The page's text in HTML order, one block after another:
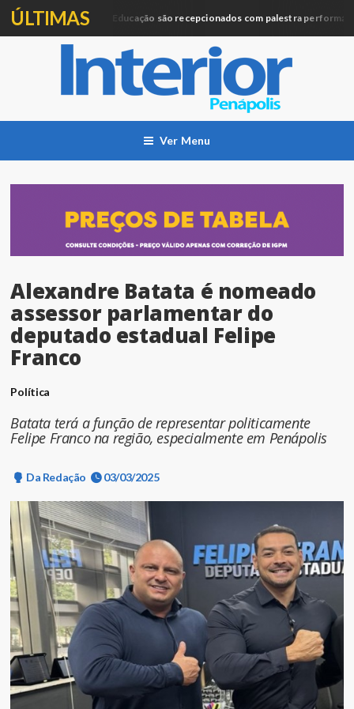
ÚLTIMAS
Profissionais da Educação são recepcionados com palestra performática
Ver Menu
Alexandre Batata é nomeado
assessor parlamentar do
deputado estadual Felipe
Franco
Política
Batata terá a função de representar politicamente
Felipe Franco na região, especialmente em Penápolis
Da Redação 03/03/2025